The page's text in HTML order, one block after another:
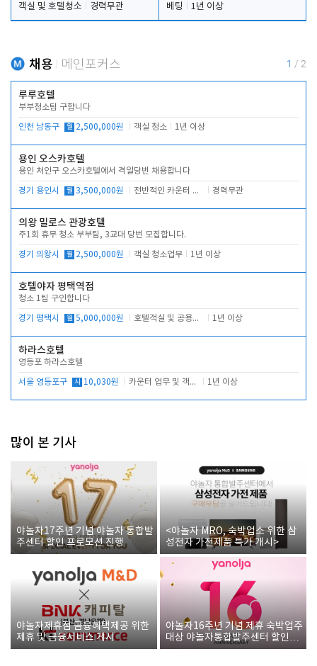
객실 및 호텔청소
경력무관
베팅
1년 이상
채용 메인포커스 1 / 2
루루호텔
부부청소팀 구합니다
인천 남동구 월 2,500,000원 객실 청소 1년 이상
용인 오스카호텔
용인 처인구 오스카호텔에서 격일당번 채용합니다
경기 용인시 월 3,500,000원 전반적인 카운터 업무 경력무관
의왕 밀로스 관광호텔
주1회 휴무 청소 부부팀, 3교대 당번 모집합니다.
경기 의왕시 월 2,500,000원 객실 청소업무 1년 이상
호텔야자 평택역점
청소 1팀 구인합니다
경기 평택시 월 5,000,000원 호텔객실 및 공용시설 청소 관리 1년 이상
하라스호텔
영등포 하라스호텔
서울 영등포구 시 10,030원 카운터 업무 및 객실관리(청소상태 확인, 객실판매) 1년 이상
많이 본 기사
야놀자17주년 기념 야놀자 통합발
주센터 할인 프로모션 진행
<야놀자 MRO, 숙박업소 위한 삼
성전자 가전제품 특가 개시>
야놀자제휴점 금융혜택제공 위한
제휴 및 금융서비스 게시
야놀자16주년 기념 제휴 숙박업주
대상 야놀자통합발주센터 할인쿠
폰 증정